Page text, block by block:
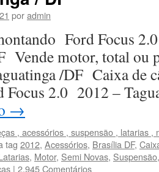
de
,
de
e
poradmin
Ford Focus
Vende motor, total ou
/DF Caixa de
Focus 2.0 2012 –
→
, acessórios , suspensão , latarias
tag 2012, Acessórios, Brasília DF,
, Motor, Semi Novas, Suspensão
| 2.945 Comentários